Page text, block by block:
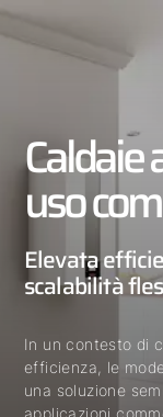
Caldaie
uso
Elevata
scalabilità
In un contesto di
efficienza, le
una soluzione
applicazioni